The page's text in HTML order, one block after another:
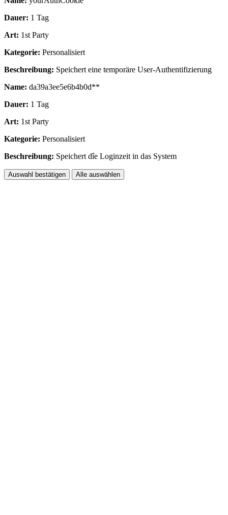
Dauer: 1 Tag
Art: 1st Party
Kategorie: Personalisiert
Beschreibung: Speichert eine temporäre User-Authentifizierung
Name: da39a3ee5e6b4b0d**
Dauer: 1 Tag
Art: 1st Party
Kategorie: Personalisiert
Beschreibung: Speichert dîe Loginzeit in das System
Auswahl bestätigen Alle auswählen